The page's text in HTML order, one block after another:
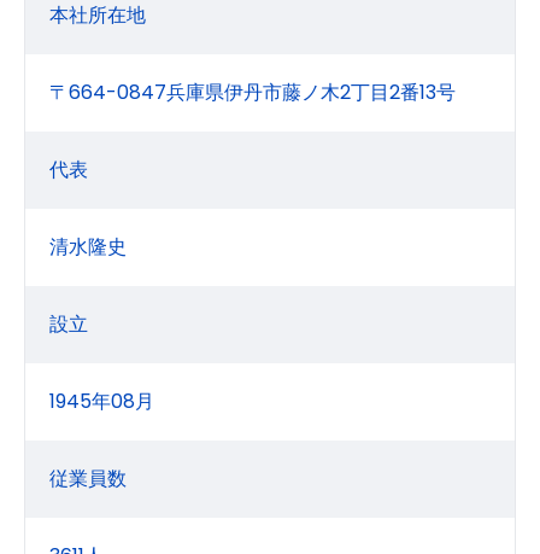
本社所在地
〒664-0847兵庫県伊丹市藤ノ木2丁目2番13号
代表
清水隆史
設立
1945年08月
従業員数